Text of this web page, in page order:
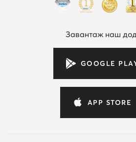
Завантаж наш
GOOGLE
APP STORE